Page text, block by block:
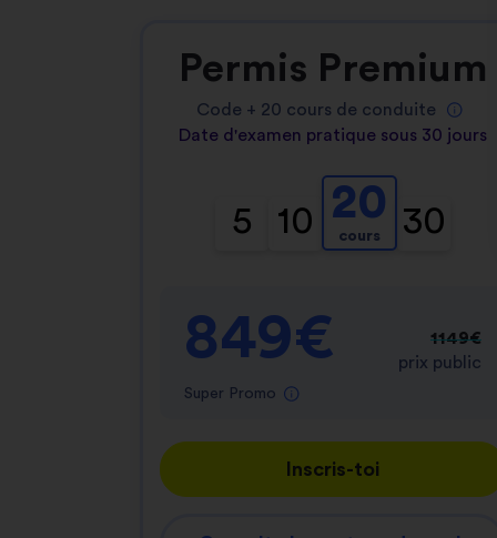
Permis Premium
Code + 20 cours de conduite
Date d'examen pratique sous 30 jours
5 10 20
cours 30
849€
Super Promo
1149€
prix public
Inscris-toi